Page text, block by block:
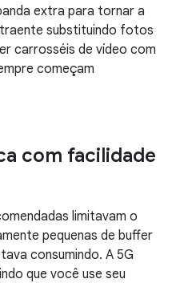
extra para tornar a
substituindo fotos
carrosséis de vídeo com
começam
com facilidade
limitavam o
pequenas de buffer
consumindo. A 5G
que você use seu